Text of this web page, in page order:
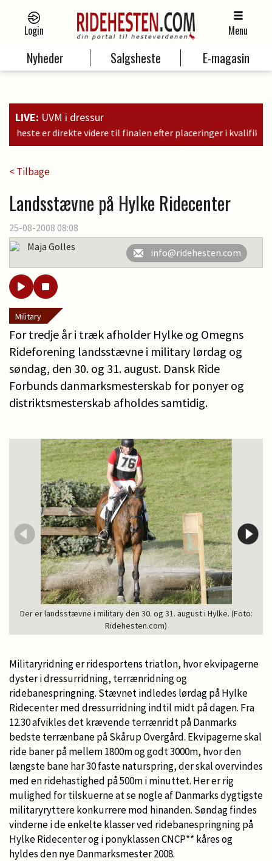
Login Menu
Nyheder Salgsheste E-magasin
LIVE: UVM i dressur
efter placeringer i kvalifikationen som nr. 6, 9 og 11
< Tilbage
Landsstævne på Hylke Ridecenter
25-08-2008 08:08
Maja Golles
info@ridehesten.com
Military
For tredje år i træk afholder Hylke og Omegns
Rideforening landsstævne i military lørdag og
søndag, den 30. og 31. august. Dansk Ride
Forbunds danmarksmesterskab for ponyer og
distriktsmesterskab afholdes samtidig.
Der er landsstævne i military den 30. og 31. august i Hylke. (Foto:
Ridehesten.com)
Militaryridning er ridesportens triatlon, hvor ekvipagerne
dyster i dressurridning, terrænridning og
ridebanespringning. Stævnet indledes lørdag på Hylke
Ridecenter med dressurridning indtil midt på dagen. Fra
12.30 afvikles det krævende terrænridt på Danmarks
bedste terrænbane på Skårup Overgård. Ekvipagerne skal
ride baner på mellem 1800m og godt 3000m, hvor den
længste bane har 30 faste naturspring, der skal overvindes
med en ridehastighed på 500m i minuttet. Her er rig
mulighed for tilskuerne at se nogle af Danmarks dygtigste
militaryryttere konkurrere mod hinanden. Søndag findes
vinderne i de enkelte klasser ved ridebanespringning på
Hylke Ridecenter og i ponyklassen CNCP** kåres og
hyldes den nye Danmarksmester 2008.